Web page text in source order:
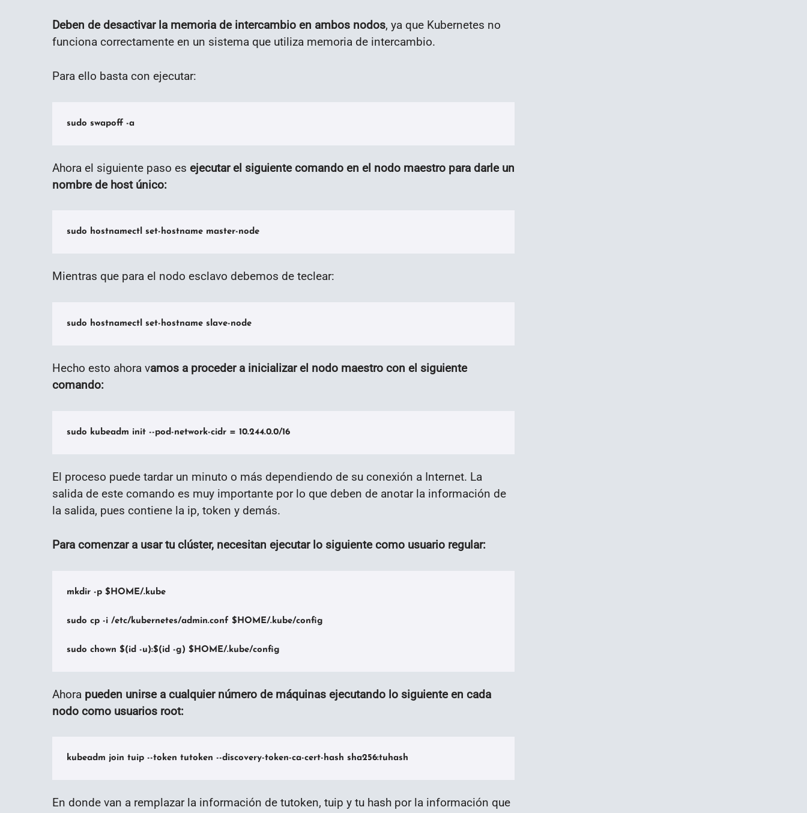
Deben de desactivar la memoria de intercambio en ambos nodos, ya que Kubernetes no
funciona correctamente en un sistema que utiliza memoria de intercambio.
Para ello basta con ejecutar:
sudo swapoff -a
Ahora el siguiente paso es ejecutar el siguiente comando en el nodo maestro para darle un
nombre de host único:
sudo hostnamectl set-hostname master-node
Mientras que para el nodo esclavo debemos de teclear:
sudo hostnamectl set-hostname slave-node
Hecho esto ahora vamos a proceder a inicializar el nodo maestro con el siguiente
comando:
sudo kubeadm init --pod-network-cidr = 10.244.0.0/16
El proceso puede tardar un minuto o más dependiendo de su conexión a Internet. La
salida de este comando es muy importante por lo que deben de anotar la información de
la salida, pues contiene la ip, token y demás.
Para comenzar a usar tu clúster, necesitan ejecutar lo siguiente como usuario regular:
mkdir -p $HOME/.kube
sudo cp -i /etc/kubernetes/admin.conf $HOME/.kube/config
sudo chown $(id -u):$(id -g) $HOME/.kube/config
Ahora pueden unirse a cualquier número de máquinas ejecutando lo siguiente en cada
nodo como usuarios root:
kubeadm join tuip --token tutoken --discovery-token-ca-cert-hash sha256:tuhash
En donde van a remplazar la información de tutoken, tuip y tu hash por la información que